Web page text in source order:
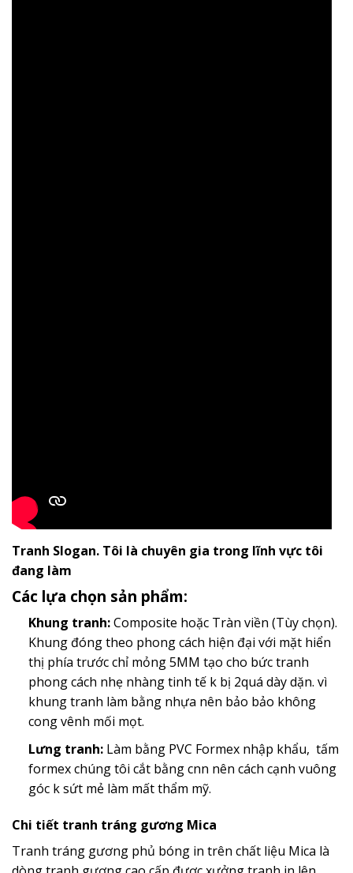
Tranh Slogan. Tôi là chuyên gia trong lĩnh vực tôi
đang làm
Các lựa chọn sản phẩm:
Khung tranh:Composite hoặc Tràn viền (Tùy chọn).
Khung đóng theo phong cách hiện đại với mặt hiển
thị phía trước chỉ mỏng 5MM tạo cho bức tranh
phong cách nhẹ nhàng tinh tế k bị 2quá dày dặn. vì
khung tranh làm bằng nhựa nên bảo bảo không
cong vênh mối mọt.
Lưng tranh:Làm bằng PVC Formex nhập khẩu, tấm
formex chúng tôi cắt bằng cnn nên cách cạnh vuông
góc k sứt mẻ làm mất thẩm mỹ.
Chi tiết tranh tráng gương Mica
Tranh tráng gương phủ bóng in trên chất liệu Mica là